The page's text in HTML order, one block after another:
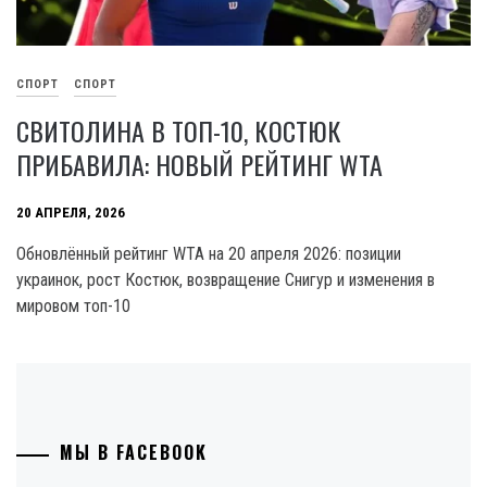
СПОРТ СПОРТ
СВИТОЛИНА В ТОП-10, КОСТЮК
ПРИБАВИЛА: НОВЫЙ РЕЙТИНГ WTA
20 АПРЕЛЯ, 2026
Обновлённый рейтинг WTA на 20 апреля 2026: позиции
украинок, рост Костюк, возвращение Снигур и изменения в
мировом топ-10
МЫ В FACEBOOK